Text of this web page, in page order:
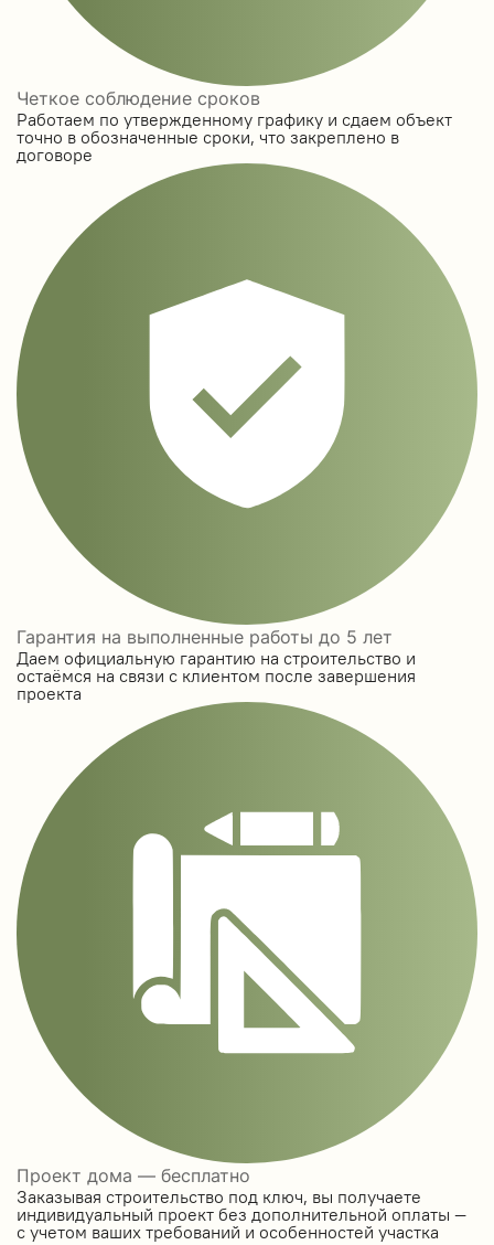
Четкое соблюдение сроков
Работаем по утвержденному графику и сдаем объект
точно в обозначенные сроки, что закреплено в
договоре
Гарантия на выполненные работы до 5 лет
Даем официальную гарантию на строительство и
остаёмся на связи с клиентом после завершения
проекта
Проект дома — бесплатно
Заказывая строительство под ключ, вы получаете
индивидуальный проект без дополнительной оплаты —
с учетом ваших требований и особенностей участка